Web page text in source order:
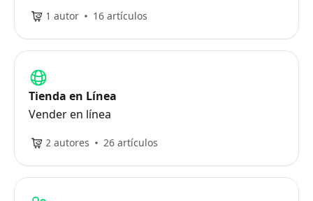
1 autor 16 artículos
Tienda en Línea
Vender en línea
2 autores 26 artículos